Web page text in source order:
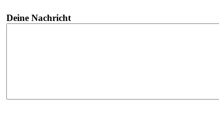
Deine Nachricht